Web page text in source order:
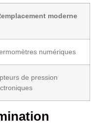
moderne
numériques
de pression